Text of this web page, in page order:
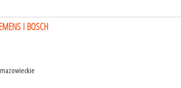
I BOSCH
mazowieckie